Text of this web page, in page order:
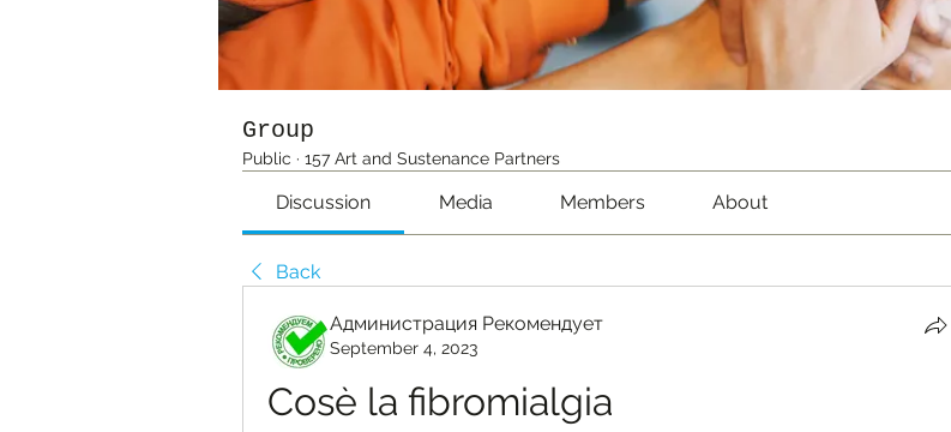
Group
Public · 157 Art and Sustenance Partners
Discussion Media Members About
Back
Администрация Рекомендует
September 4, 2023
Cosè la fibromialgia